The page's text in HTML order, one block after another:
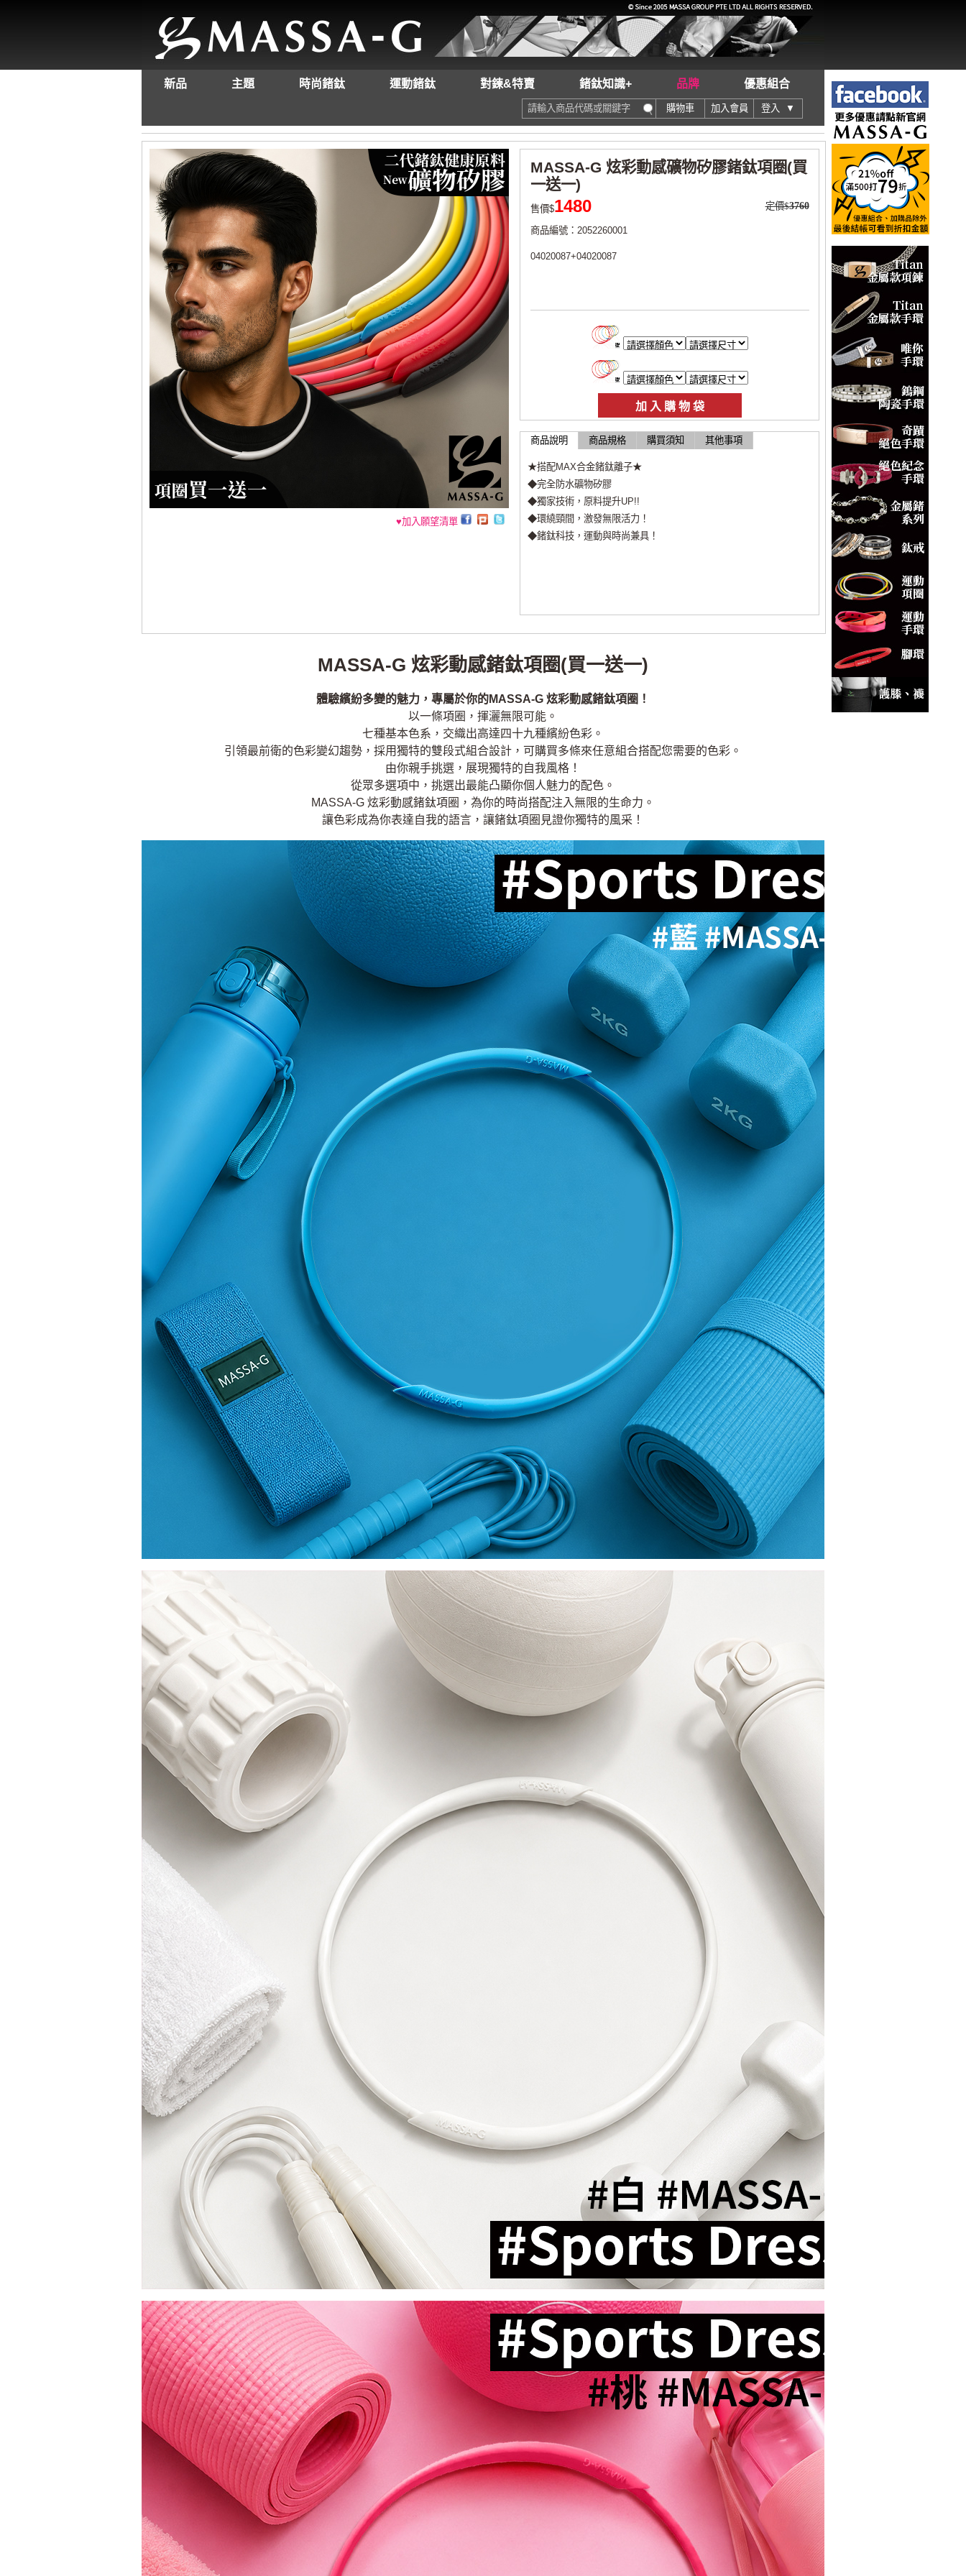
新品 主題 時尚鍺鈦 運動鍺鈦 對鍊&特賣 鍺鈦知識+ 品牌 優惠組合
購物車 加入會員 登入 ▼
♥加入願望清單
MASSA-G 炫彩動感礦物矽膠鍺鈦項圈(買
一送一)
售價$1480 定價$3760
商品編號：2052260001
04020087+04020087
商品說明 商品規格 購買須知 其他事項
★搭配MAX合金鍺鈦離子★
◆完全防水礦物矽膠
◆獨家技術，原料提升UP!!
◆環繞頸間，激發無限活力！
◆鍺鈦科技，運動與時尚兼具！
MASSA-G 炫彩動感鍺鈦項圈(買一送一)
體驗繽紛多變的魅力，專屬於你的MASSA-G 炫彩動感鍺鈦項圈！
以一條項圈，揮灑無限可能。
七種基本色系，交織出高達四十九種繽紛色彩。
引領最前衛的色彩變幻趨勢，採用獨特的雙段式組合設計，可購買多條來任意組合搭配您需要的色彩。
由你親手挑選，展現獨特的自我風格！
從眾多選項中，挑選出最能凸顯你個人魅力的配色。
MASSA-G 炫彩動感鍺鈦項圈，為你的時尚搭配注入無限的生命力。
讓色彩成為你表達自我的語言，讓鍺鈦項圈見證你獨特的風采！